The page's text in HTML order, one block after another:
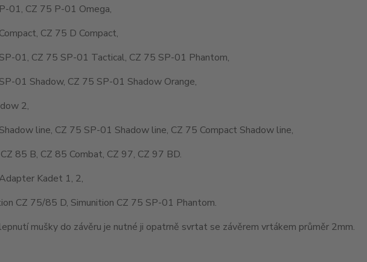
01, CZ 75 P-01 Omega,
CZ 75 D Compact,
01, CZ 75 SP-01 Tactical, CZ 75 SP-01 Phantom,
01 Shadow, CZ 75 SP-01 Shadow Orange,
2,
line, CZ 75 SP-01 Shadow line, CZ 75 Compact Shadow line,
85 B, CZ 85 Combat, CZ 97, CZ 97 BD.
Kadet 1, 2,
CZ 75/85 D, Simunition CZ 75 SP-01 Phantom.
mušky do závěru je nutné ji opatrně svrtat se závěrem vrtákem průměr 2mm.